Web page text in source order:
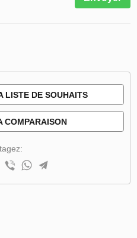
LISTE DE SOUHAITS
COMPARAISON